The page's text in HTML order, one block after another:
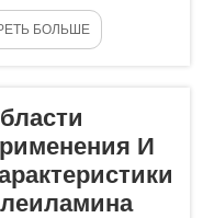
процесс.
правильные
создать
оттенки и
неповторимые
для ваших свечей.
БОЛЬШЕ
И